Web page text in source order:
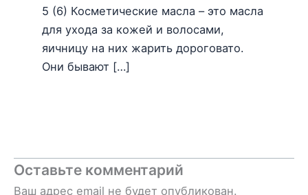
5 (6) Косметические масла – это масла
для ухода за кожей и волосами,
яичницу на них жарить дороговато.
Они бывают […]
Оставьте комментарий
Ваш адрес email не будет опубликован.